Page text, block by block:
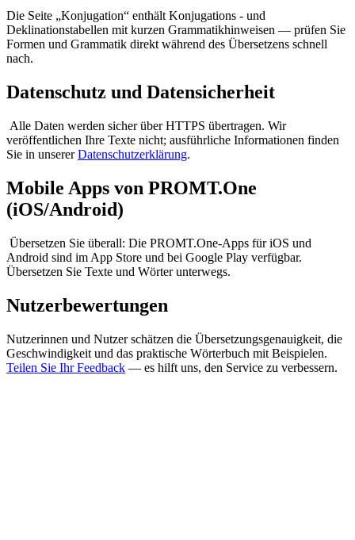
Die Seite „Konjugation“ enthält Konjugations - und
Deklinationstabellen mit kurzen Grammatikhinweisen — prüfen Sie
Formen und Grammatik direkt während des Übersetzens schnell
nach.
Datenschutz und Datensicherheit
Alle Daten werden sicher über HTTPS übertragen. Wir
veröffentlichen Ihre Texte nicht; ausführliche Informationen finden
Sie in unsererDatenschutzerklärung.
Mobile Apps von PROMT.One
(iOS/Android)
Übersetzen Sie überall: Die PROMT.One-Apps für iOS und
Android sind im App Store und bei Google Play verfügbar.
Übersetzen Sie Texte und Wörter unterwegs.
Nutzerbewertungen
Nutzerinnen und Nutzer schätzen die Übersetzungsgenauigkeit, die
Geschwindigkeit und das praktische Wörterbuch mit Beispielen.
Teilen Sie Ihr Feedback — es hilft uns, den Service zu verbessern.